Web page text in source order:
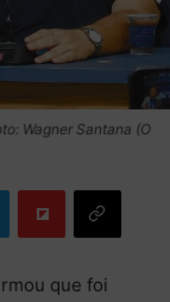
Wagner Santana (O
que foi